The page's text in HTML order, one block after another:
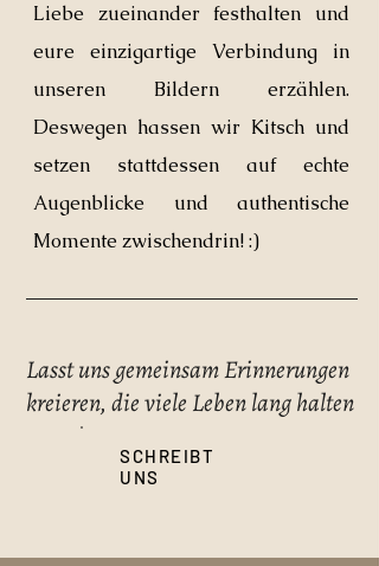
Liebe zueinander festhalten und
eure einzigartige Verbindung in
unseren Bildern erzählen.
Deswegen hassen wir Kitsch und
setzen stattdessen auf echte
Augenblicke und authentische
Momente zwischendrin! :)
Lasst uns gemeinsam Erinnerungen
kreieren, die viele Leben lang halten
SCHREIBT
UNS